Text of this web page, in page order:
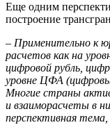
Еще одним
построение
– Применительно к
расчетов как на
цифровой рубль,
уровне ЦФА
Многие страны
и взаиморасчеты в
перспективная тема,